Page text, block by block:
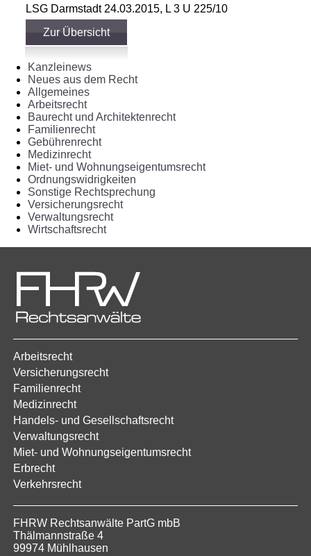
LSG Darmstadt 24.03.2015, L 3 U 225/10
Zur Übersicht
Kanzleinews
Neues aus dem Recht
Allgemeines
Arbeitsrecht
Baurecht und Architektenrecht
Familienrecht
Gebührenrecht
Medizinrecht
Miet- und Wohnungseigentumsrecht
Ordnungswidrigkeiten
Sonstige Rechtsprechung
Versicherungsrecht
Verwaltungsrecht
Wirtschaftsrecht
Arbeitsrecht
Versicherungsrecht
Familienrecht
Medizinrecht
Handels- und Gesellschaftsrecht
Verwaltungsrecht
Miet- und Wohnungseigentumsrecht
Erbrecht
Verkehrsrecht
FHRW Rechtsanwälte PartG mbB
Thälmannstraße 4
99974 Mühlhausen